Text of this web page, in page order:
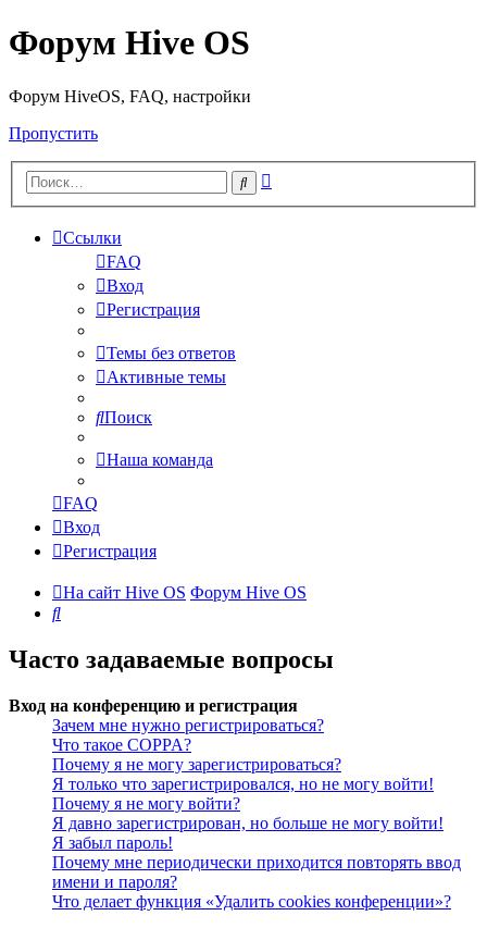
Форум Hive OS
Форум HiveOS, FAQ, настройки
Пропустить
Поиск
Ссылки
FAQ
Вход
Регистрация
Темы без ответов
Активные темы
Поиск
Наша команда
FAQ
Вход
Регистрация
На сайт Hive OS Форум Hive OS
Поиск
Часто задаваемые вопросы
Вход на конференцию и регистрация
Зачем мне нужно регистрироваться?
Что такое COPPA?
Почему я не могу зарегистрироваться?
Я только что зарегистрировался, но не могу войти!
Почему я не могу войти?
Я давно зарегистрирован, но больше не могу войти!
Я забыл пароль!
Почему мне периодически приходится повторять ввод
имени и пароля?
Что делает функция «Удалить cookies конференции»?